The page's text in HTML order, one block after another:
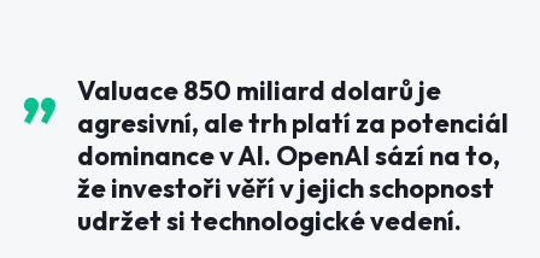
Valuace 850 miliard dolarů je
agresivní, ale trh platí za potenciál
dominance v AI. OpenAI sází na to,
že investoři věří v jejich schopnost
udržet si technologické vedení.